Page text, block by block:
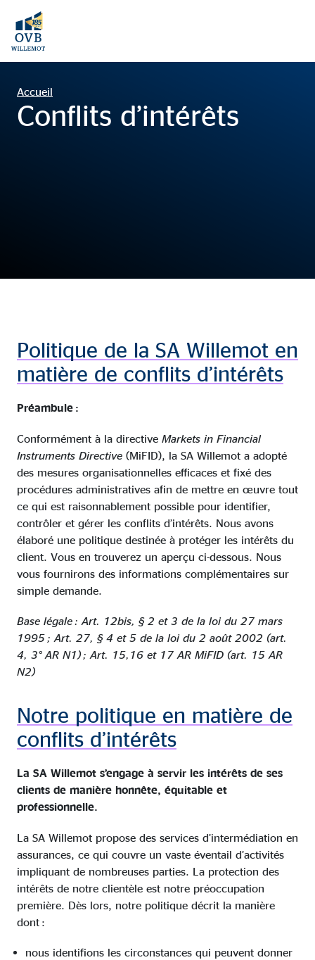
Accueil
Conflits d’intérêts
Politique de la SA Willemot en
matière de conflits d’intérêts
Préambule :
Conformément à la directive Markets in Financial
Instruments Directive (MiFID), la SA Willemot a adopté
des mesures organisationnelles efficaces et fixé des
procédures administratives afin de mettre en œuvre tout
ce qui est raisonnablement possible pour identifier,
contrôler et gérer les conflits d’intérêts. Nous avons
élaboré une politique destinée à protéger les intérêts du
client. Vous en trouverez un aperçu ci-dessous. Nous
vous fournirons des informations complémentaires sur
simple demande.
Base légale : Art. 12bis, § 2 et 3 de la loi du 27 mars
1995 ; Art. 27, § 4 et 5 de la loi du 2 août 2002 (art.
4, 3° AR N1) ; Art. 15,16 et 17 AR MiFID (art. 15 AR
N2)
Notre politique en matière de
conflits d’intérêts
La SA Willemot s’engage à servir les intérêts de ses
clients de manière honnête, équitable et
professionnelle.
La SA Willemot propose des services d’intermédiation en
assurances, ce qui couvre un vaste éventail d’activités
impliquant de nombreuses parties. La protection des
intérêts de notre clientèle est notre préoccupation
première. Dès lors, notre politique décrit la manière
dont :
nous identifions les circonstances qui peuvent donner